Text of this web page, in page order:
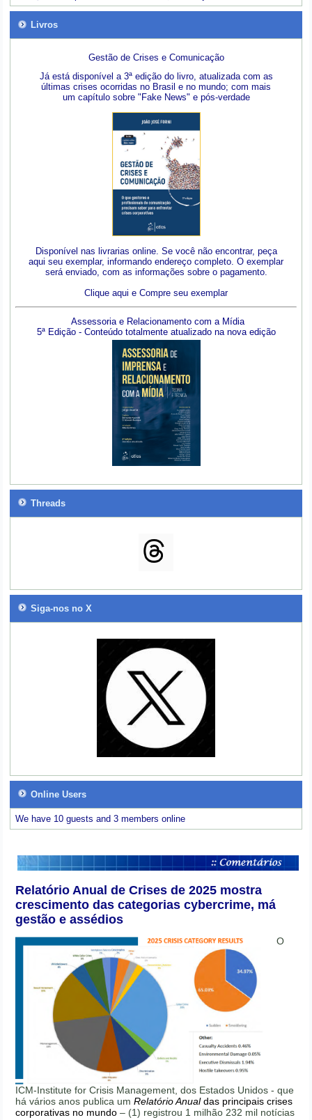
Livros
Gestão de Crises e Comunicação
Já está disponível a 3ª edição do livro, atualizada com as
últimas crises ocorridas no Brasil e no mundo; com mais
um capítulo sobre "Fake News" e pós-verdade
Disponível nas livrarias online. Se você não encontrar, peça
aqui seu exemplar, informando endereço completo. O exemplar
será enviado, com as informações sobre o pagamento.
Clique aqui e Compre seu exemplar
Assessoria e Relacionamento com a Mídia
5ª Edição - Conteúdo totalmente atualizado na nova edição
Threads
Siga-nos no X
Online Users
We have 10 guests and 3 members online
Relatório Anual de Crises de 2025 mostra
crescimento das categorias cybercrime, má
gestão e assédios
O
ICM-Institute for Crisis Management, dos Estados Unidos - que
há vários anos publica umRelatório Anualdas principais crises
corporativas no mundo – (1) registrou 1 milhão 232 mil notícias